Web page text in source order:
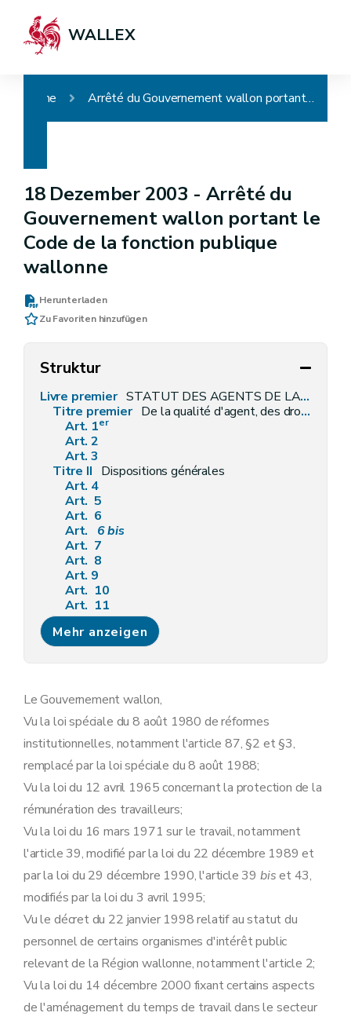
WALLEX
Home Arrêté du Gouvernement wallon portant le Code de la fonction publique wallonne
18 Dezember 2003 - Arrêté du
Gouvernement wallon portant le
Code de la fonction publique
wallonne
Herunterladen
Zu Favoriten hinzufügen
Struktur
Livre premier STATUT DES AGENTS DE LA REGION
Titre premier De la qualité d'agent, des droits et des devoirs
Art. 1er
Art. 2
Art. 3
Titre II Dispositions générales
Art. 4
Art. 5
Art. 6
Art.
6bis
Art. 7
Art. 8
Art. 9
Art. 10
Art. 11
Art. 12
Art. 13
Art. 13/1
Art. 15
Art. 16
Art. 17
Titre III Du recrutement et de la carrière
Chapitre premier Du recrutement
Art. 20
Art. 21
Chapitre II
Art. 22
Art. 23
Art. 23
bis
Art. 24
Art. 25
Art. 26
Art. 27
Art. 28
Art. 29
Art. 29bis
Art. 30
Mehr anzeigen
Le Gouvernement wallon,
Vu la loi spéciale du 8 août 1980 de réformes
institutionnelles, notamment l'article 87, §2 et §3,
remplacé par la loi spéciale du 8 août 1988;
Vu la loi du 12 avril 1965 concernant la protection de la
rémunération des travailleurs;
Vu la loi du 16 mars 1971 sur le travail, notamment
l'article 39, modifié par la loi du 22 décembre 1989 et
par la loi du 29 décembre 1990, l'article 39 biset 43,
modifiés par la loi du 3 avril 1995;
Vu le décret du 22 janvier 1998 relatif au statut du
personnel de certains organismes d'intérêt public
relevant de la Région wallonne, notamment l'article 2;
Vu la loi du 14 décembre 2000 fixant certains aspects
de l'aménagement du temps de travail dans le secteur